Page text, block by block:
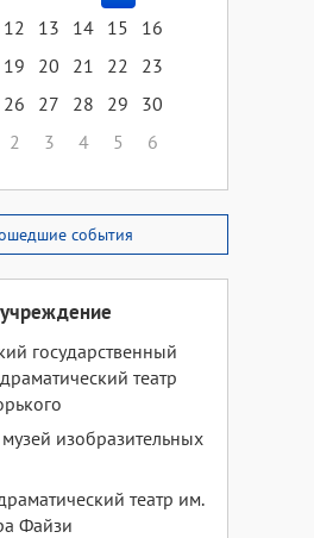
12 13 14 15
16
19 20 21 22
23
26 27 28 29
30
2 3 4 5 6
события
государственный
театр
изобразительных
театр им.
Файзи